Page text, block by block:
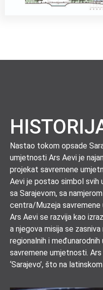
Nastao tokom opsade
umjetnosti Ars Aevi je
projekat savremene
Aevi je postao simbol svih
sa Sarajevom, sa
centra/Muzeja savremene
Ars Aevi se razvija kao
a njegova misija se
regionalnih i
savremene umjetnosti.
‘Sarajevo’, što na